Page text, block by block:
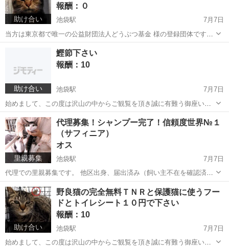
助け合い
報酬：０
池袋駅
7月7日
当方は東京都で唯一の公益財団法人どうぶつ基金 様の登録団体です。
https://www.instagram.com/doragonkyatto/ ２０１５年から野良猫の不
妊手術と保護を２５０匹以上実施させて頂いて居...
豊島区 池袋駅
助け合い
鰹節下さい
報酬：10
池袋駅
7月7日
始めまして、この度は沢山の中からご観覧を頂き誠に有難う御座いま
す。 人間用、猫用その他、種類は問いません。 消費期限切れでも問題
ありません。 沢山の鰹節を必要としています。 ※「寄付をしたいので
振込先を教えて欲し...
東京 豊島区 池袋駅 買いたい/ください 門扉
里親募集
代理募集！シャンプー完了！信頼度世界№１
（サフィニア）
オス
池袋駅
7月7日
代理での里親募集です。 他区出身、届出済み（飼い主不在を確認済
み）。 ２０２０年８月に保護。 名 前 サフィニア・アート 性
別 オス（♂） 年 齢 ２０２０年４月（推定生年月日） 特
徴 雑種、キジ...
東京 豊島区 池袋駅 猫
助け合い
野良猫の完全無料ＴＮＲと保護猫に使うフー
ドとトイレシート１０円で下さい
報酬：10
池袋駅
7月7日
始めまして、この度は沢山の中からご観覧を頂き誠に有難う御座いま